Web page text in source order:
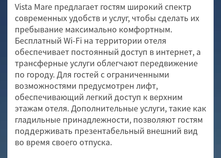
Vista Mare предлагает гостям широкий спектр
современных удобств и услуг, чтобы сделать их
пребывание максимально комфортным.
Бесплатный Wi-Fi на территории отеля
обеспечивает постоянный доступ в интернет, а
трансферные услуги облегчают передвижение
по городу. Для гостей с ограниченными
возможностями предусмотрен лифт,
обеспечивающий легкий доступ к верхним
этажам отеля. Дополнительные услуги, такие как
гладильные принадлежности, позволяют гостям
поддерживать презентабельный внешний вид
во время своего отпуска.